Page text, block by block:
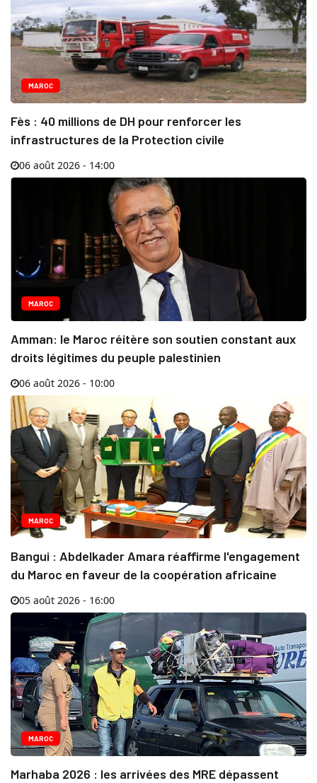
MAROC
Fès : 40 millions de DH pour renforcer les
infrastructures de la Protection civile
06 août 2026 - 14:00
MAROC
Amman: le Maroc réitère son soutien constant aux
droits légitimes du peuple palestinien
06 août 2026 - 10:00
MAROC
Bangui : Abdelkader Amara réaffirme l'engagement
du Maroc en faveur de la coopération africaine
05 août 2026 - 16:00
MAROC
Marhaba 2026 : les arrivées des MRE dépassent